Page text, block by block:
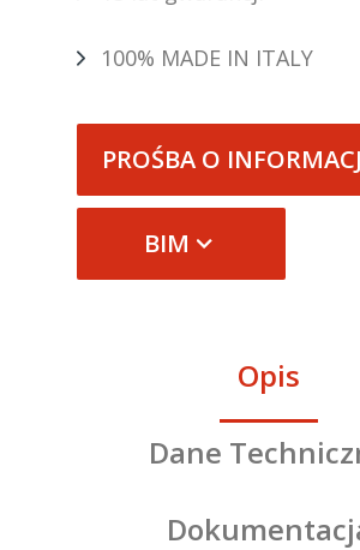
100% MADE IN ITALY
PROŚBA O
BIM
Opis
Dane